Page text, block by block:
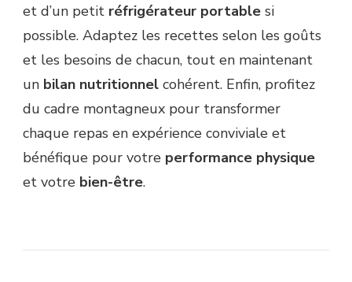
et d’un petit réfrigérateur portable si
possible. Adaptez les recettes selon les goûts
et les besoins de chacun, tout en maintenant
un bilan nutritionnel cohérent. Enfin, profitez
du cadre montagneux pour transformer
chaque repas en expérience conviviale et
bénéfique pour votre performance physique
et votre bien-être.